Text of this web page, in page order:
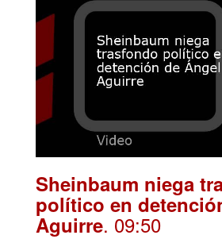
Sheinbaum niega
político en
Aguirre. 09:50